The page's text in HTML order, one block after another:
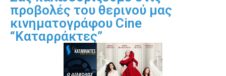
προβολές του θερινού μας
κινηματογράφου Cine
“Καταρράκτες”